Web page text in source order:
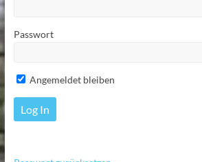
Passwort
Angemeldet bleiben